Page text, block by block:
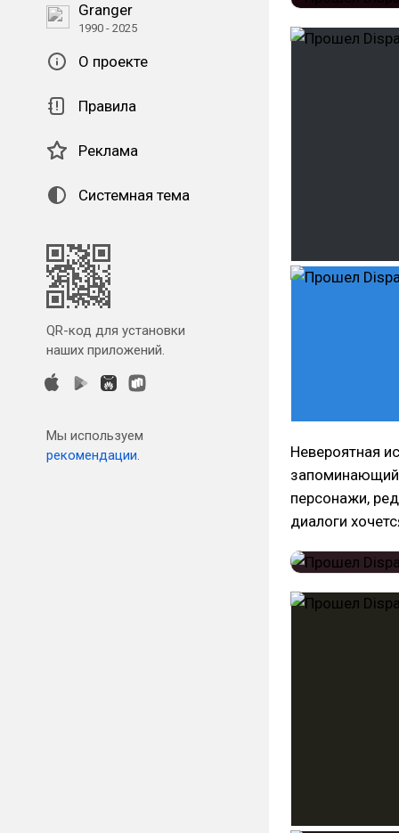
Granger
1990 - 2025
О проекте
Правила
Реклама
Системная тема
QR-код для установки
наших приложений.
Мы используем
рекомендации.
Невероятная
персонажи,
диалоги